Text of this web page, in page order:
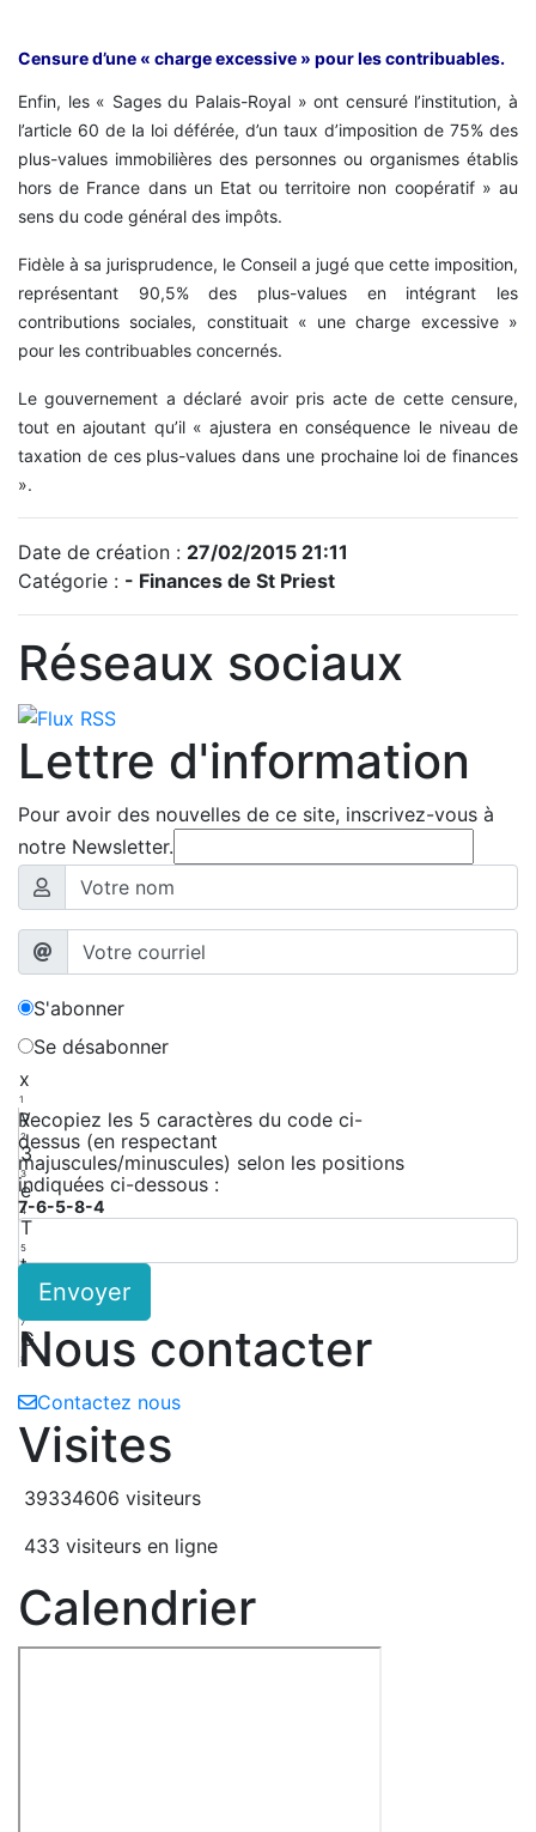
Censure d’une « charge excessive » pour les contribuables.
Enfin, les « Sages du Palais-Royal » ont censuré l’institution, à
l’article 60 de la loi déférée, d’un taux d’imposition de 75% des
plus-values immobilières des personnes ou organismes établis
hors de France dans un Etat ou territoire non coopératif » au
sens du code général des impôts.
Fidèle à sa jurisprudence, le Conseil a jugé que cette imposition,
représentant 90,5% des plus-values en intégrant les
contributions sociales, constituait « une charge excessive »
pour les contribuables concernés.
Le gouvernement a déclaré avoir pris acte de cette censure,
tout en ajoutant qu’il « ajustera en conséquence le niveau de
taxation de ces plus-values dans une prochaine loi de finances
».
Date de création : 27/02/2015 21:11
Catégorie : - Finances de St Priest
Réseaux sociaux
Lettre d'information
Pour avoir des nouvelles de ce site, inscrivez-vous à
notre Newsletter.
S'abonner
Se désabonner
x
1
y
2
3
3
e
4
T
5
t
7
G
8
Recopiez les 5 caractères du code ci-
dessus (en respectant
majuscules/minuscules) selon les positions
indiquées ci-dessous :
7-6-5-8-4
Envoyer
Nous contacter
Contactez nous
Visites
39334606 visiteurs
433 visiteurs en ligne
Calendrier